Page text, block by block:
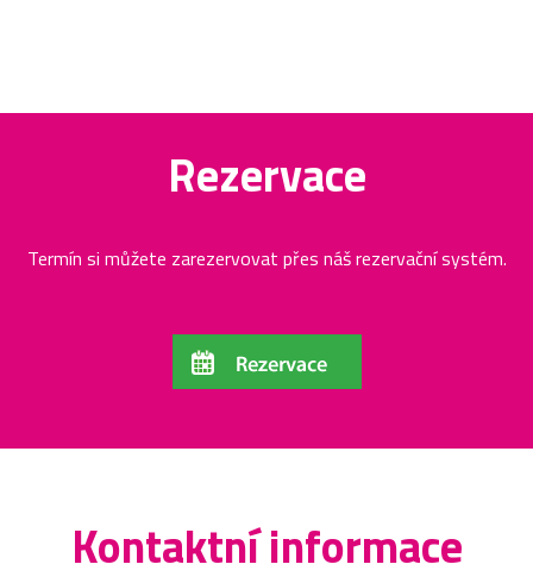
Rezervace
Termín si můžete zarezervovat přes náš rezervační systém.
Kontaktní informace